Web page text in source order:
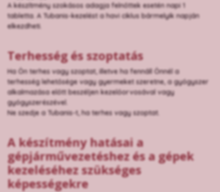
A készítmény szokásos adagja felnőttek esetén napi 1
tabletta. A Tubanis-kezelést a havi ciklus bármelyik napján
elkezdheti.
Terhesség és szoptatás
Ha Ön terhes vagy szoptat, illetve ha fennáll Önnél a
terhesség lehetősége vagy gyermeket szeretne, a gyógyszer
alkalmazása előtt beszéljen kezelőorvosával vagy
gyógyszerészével.
Ne szedje a Tubanis-t, ha terhes vagy szoptat.
A készítmény hatásai a
gépjárművezetéshez és a gépek
kezeléséhez szükséges
képességekre